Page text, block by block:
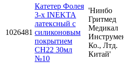
1026481
Катетер Фолея
3-х INEKTA
латексный с
силиконовым
покрытием
CH22 30мл
№10
'Нинбо
Гритмед
Медикал
Ко., Лтд.
Китай'